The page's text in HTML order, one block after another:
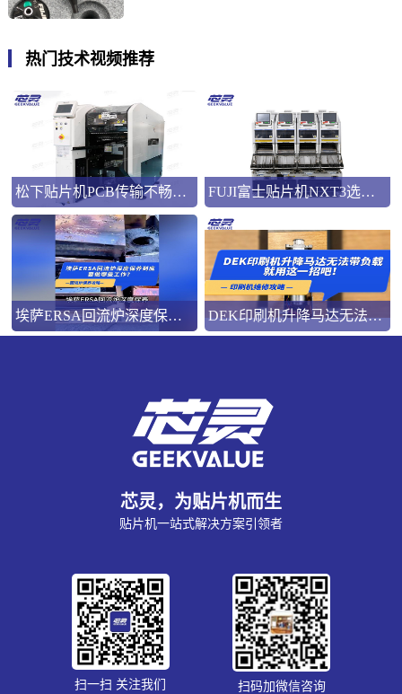
热门技术视频推荐
松下贴片机PCB传输不畅的原因与处理方法 FUJI富士贴片机NXT3选M3 III还是M6三代机？看完这篇告别纠结！
埃萨ERSA回流炉深度保养，到底要做哪些工作？ DEK印刷机升降马达无法带负载就用这一招吧！
芯灵，为贴片机而生
贴片机一站式解决方案引领者
扫一扫 关注我们 扫码加微信咨询